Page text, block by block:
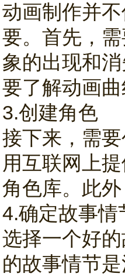
动画制作并
要。首先，
象的出现和
要了解动画
3.创建角色
接下来，需
用互联网上
角色库。此
4.确定故事情
选择一个好
的故事情节